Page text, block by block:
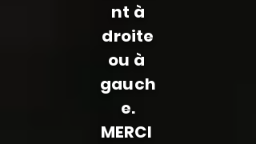
nt à
droite
ou à
gauch
e.
MERCI